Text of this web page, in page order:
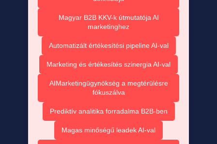
Magyar B2B KKV-k útmutatója AI
marketinghez
Automatizált értékesítési pipeline AI-val
Marketing és értékesítés szinergia AI-val
AIMarketingügynökség a megtérülésre
fókuszálva
Prediktív analitika forradalma B2B-ben
Magas minőségű leadek AI-val